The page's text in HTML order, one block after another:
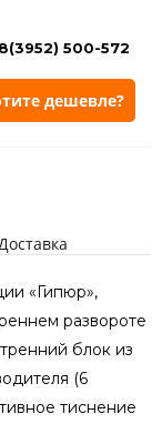
500-572
дешевле?
Доставка
«Гипюр»,
развороте
блок из
(6
тиснение